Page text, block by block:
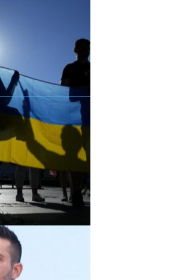
Aug 2026
+0,0041 ▲
+0,0077 ▲
+0,0023 ▲
+0,0041 ▲